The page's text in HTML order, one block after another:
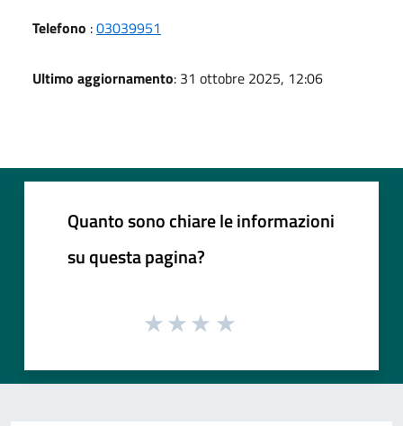
Telefono :03039951
Ultimo aggiornamento: 31 ottobre 2025, 12:06
Quanto sono chiare le informazioni
su questa pagina?